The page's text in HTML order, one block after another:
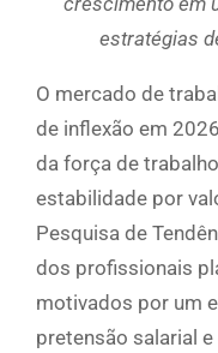
estratégias
O mercado de
de inflexão em
da força de
estabilidade por
Pesquisa de
dos profissionais
motivados por um
pretensão salarial